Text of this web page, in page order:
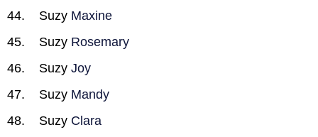
Suzy Maxine
Suzy Rosemary
Suzy Joy
Suzy Mandy
Suzy Clara